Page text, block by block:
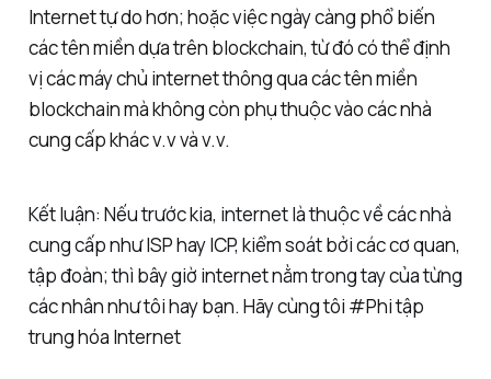
Internet tự do hơn; hoặc việc ngày càng phổ biến
các tên miền dựa trên blockchain, từ đó có thể định
vị các máy chủ internet thông qua các tên miền
blockchain mà không còn phụ thuộc vào các nhà
cung cấp khác v.v và v.v.
Kết luận: Nếu trước kia, internet là thuộc về các nhà
cung cấp như ISP hay ICP, kiểm soát bởi các cơ quan,
tập đoàn; thì bây giờ internet nằm trong tay của từng
các nhân như tôi hay bạn. Hãy cùng tôi #Phi tập
trung hóa Internet